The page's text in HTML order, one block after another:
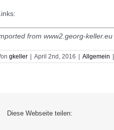
from www2.georg-keller.eu
gkeller | April 2nd, 2016 | Allgemein |
Diese Webseite teilen: